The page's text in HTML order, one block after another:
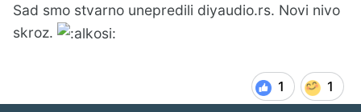
Sad smo stvarno unepredili diyaudio.rs. Novi nivo
skroz.
1 1